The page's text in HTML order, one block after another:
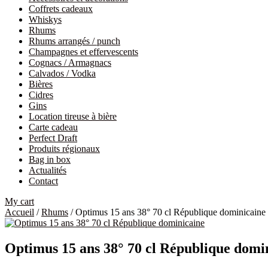
Coffrets cadeaux
Whiskys
Rhums
Rhums arrangés / punch
Champagnes et effervescents
Cognacs / Armagnacs
Calvados / Vodka
Bières
Cidres
Gins
Location tireuse à bière
Carte cadeau
Perfect Draft
Produits régionaux
Bag in box
Actualités
Contact
My cart
Accueil /Rhums / Optimus 15 ans 38° 70 cl République dominicaine
Optimus 15 ans 38° 70 cl République